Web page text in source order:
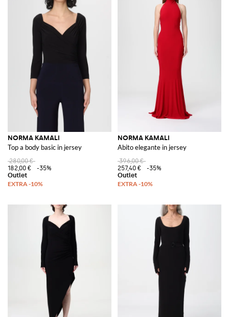
NORMA KAMALI
Top a body basic in jersey
280,00 €
182,00 €
-35%
NORMA KAMALI
Abito elegante in jersey
396,00 €
257,40 €
-35%